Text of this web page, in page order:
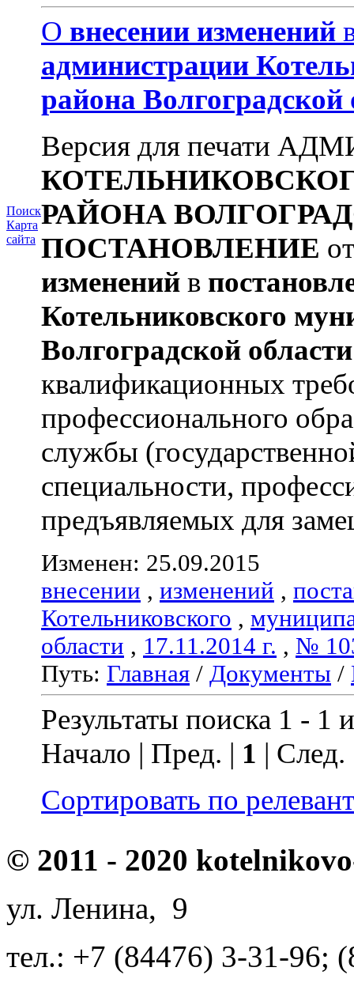
Поиск
Карта
сайта
О внесении изменений
администрации
района Волгоградской
Версия для печати
РАЙОНА
ПОСТАНОВЛЕНИЕ
изменений в
Котельниковского
Волгоградской области
квалификационных
профессионального
службы
специальности,
предъявляемых для
Изменен: 25.09.2015
внесении , изменений ,
Котельниковского ,
области , 17.11.2014 г. , №
Путь: Главная / Документы /
Результаты поиска 1 - 1
Начало | Пред. | 1 |
Сортировать по
© 2011 - 2020
ул. Ленина, 9
тел.: +7 (84476) 3-31-96;